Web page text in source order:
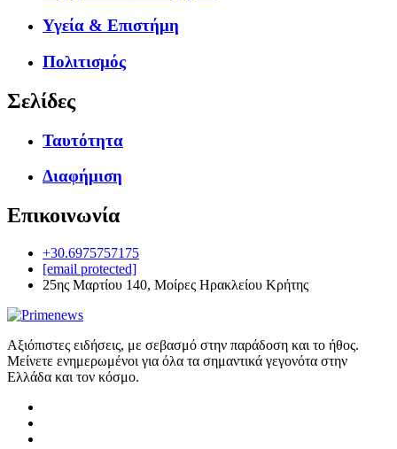
Υγεία & Επιστήμη
Πολιτισμός
Σελίδες
Ταυτότητα
Διαφήμιση
Επικοινωνία
+30.6975757175
[email protected]
25ης Μαρτίου 140, Μοίρες Ηρακλείου Κρήτης
Αξιόπιστες ειδήσεις, με σεβασμό στην παράδοση και το ήθος.
Μείνετε ενημερωμένοι για όλα τα σημαντικά γεγονότα στην
Ελλάδα και τον κόσμο.